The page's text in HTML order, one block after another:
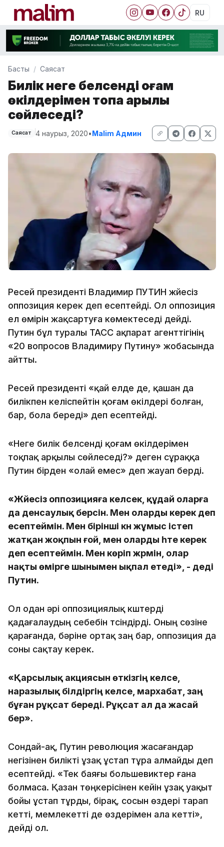
RU
Басты Саясат
Билік неге белсенді қоғам
өкілдерімен тоқпақ арқылы
сөйлеседі?
Саясат 4 наурыз, 2020•Malim Админ
Ресей президенті Владимир ПУТИН жүйесіз
оппозиция керек деп есептейді. Ол оппозиция
ел өмірін жақсартуға көмектеседі дейді.
Путин бұл туралы ТАСС ақпарат агенттігінің
«20 вопросов Владимиру Путину» жобасында
айтты.
Ресей президенті «қай елде де, қашан да
билікпен келіспейтін қоғам өкілдері болған,
бар, бола береді» деп есептейді.
«Неге билік белсенді қоғам өкілдерімен
тоқпақ арқылы сөйлеседі?» деген сұраққа
Путин бірден «олай емес» деп жауап берді.
«Жүйесіз оппозицияға келсек, құдай оларға
да денсаулық берсін. Мен оларды керек деп
есептеймін. Мен бірінші күн жұмыс істеп
жатқан жоқпын ғой, мен оларды һте керек
деп есептеймін. Мен көріп жүрмін, олар
нақты өмірге шынымен ықпал етеді», - деді
Путин.
Ол одан әрі оппозициялық күштерді
қадағалаудың себебін түсіндірді. Оның сөзіне
қарағанда, бәріне ортақ заң бар, оппозиция да
соны сақтау керек.
«Қарсылық акциясын өткізгің келсе,
наразылық білдіргің келсе, мархабат, заң
бұған рұқсат береді. Рұқсат ал да жасай
бер».
Сондай-ақ, Путин революция жасағандар
негізінен билікті ұзақ ұстап тұра алмайды деп
есептейді. «Тек баяғы большевиктер ғана
болмаса. Қазан төңкерісінен кейін ұзақ уақыт
бойы ұстап тұрды, бірақ, сосын өздері тарап
кетті, мемлекетті де өздерімен ала кетті»,
дейді ол.